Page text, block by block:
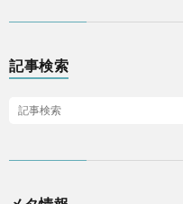
記事検索